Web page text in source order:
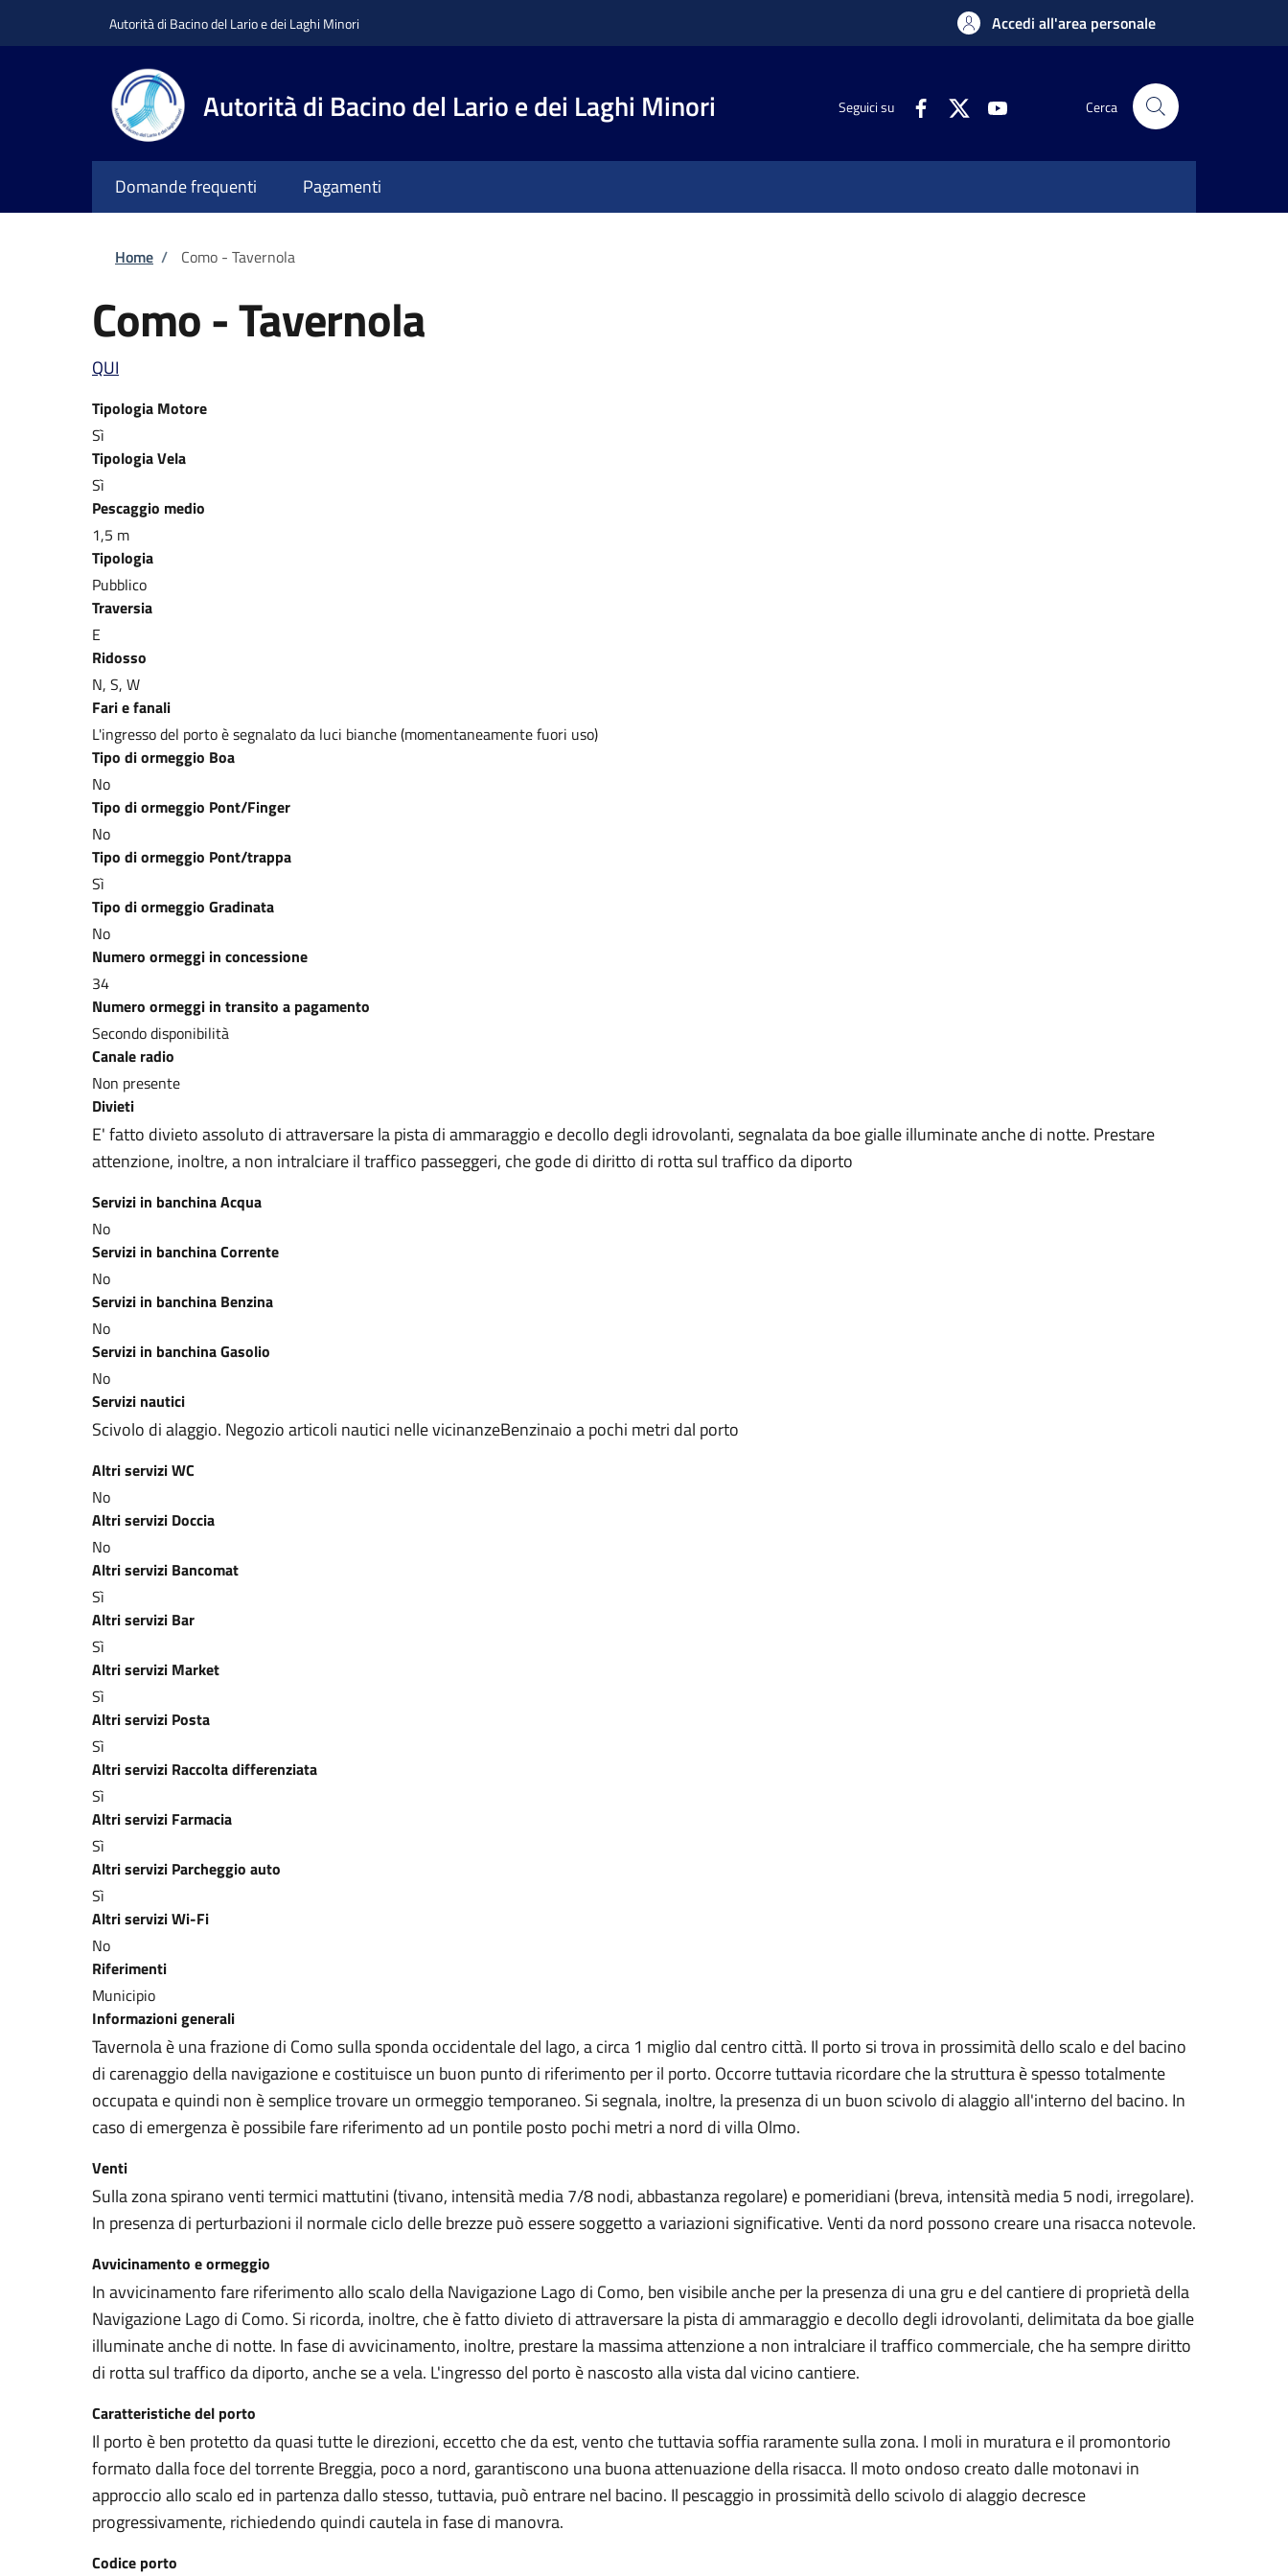
Autorità di Bacino del Lario e dei Laghi Minori Accedi all'area personale
Autorità di Bacino del Lario e dei Laghi Minori Seguici su Cerca
Domande frequenti Pagamenti
Briciole di pane
Home / Como - Tavernola
Como - Tavernola
QUI
Tipologia Motore
Sì
Tipologia Vela
Sì
Pescaggio medio
1,5 m
Tipologia
Pubblico
Traversia
E
Ridosso
N, S, W
Fari e fanali
L'ingresso del porto è segnalato da luci bianche (momentaneamente fuori uso)
Tipo di ormeggio Boa
No
Tipo di ormeggio Pont/Finger
No
Tipo di ormeggio Pont/trappa
Sì
Tipo di ormeggio Gradinata
No
Numero ormeggi in concessione
34
Numero ormeggi in transito a pagamento
Secondo disponibilità
Canale radio
Non presente
Divieti
E' fatto divieto assoluto di attraversare la pista di ammaraggio e decollo degli idrovolanti, segnalata da boe gialle illuminate anche di notte. Prestare
attenzione, inoltre, a non intralciare il traffico passeggeri, che gode di diritto di rotta sul traffico da diporto
Servizi in banchina Acqua
No
Servizi in banchina Corrente
No
Servizi in banchina Benzina
No
Servizi in banchina Gasolio
No
Servizi nautici
Scivolo di alaggio. Negozio articoli nautici nelle vicinanzeBenzinaio a pochi metri dal porto
Altri servizi WC
No
Altri servizi Doccia
No
Altri servizi Bancomat
Sì
Altri servizi Bar
Sì
Altri servizi Market
Sì
Altri servizi Posta
Sì
Altri servizi Raccolta differenziata
Sì
Altri servizi Farmacia
Sì
Altri servizi Parcheggio auto
Sì
Altri servizi Wi-Fi
No
Riferimenti
Municipio
Informazioni generali
Tavernola è una frazione di Como sulla sponda occidentale del lago, a circa 1 miglio dal centro città. Il porto si trova in prossimità dello scalo e del bacino
di carenaggio della navigazione e costituisce un buon punto di riferimento per il porto. Occorre tuttavia ricordare che la struttura è spesso totalmente
occupata e quindi non è semplice trovare un ormeggio temporaneo. Si segnala, inoltre, la presenza di un buon scivolo di alaggio all'interno del bacino. In
caso di emergenza è possibile fare riferimento ad un pontile posto pochi metri a nord di villa Olmo.
Venti
Sulla zona spirano venti termici mattutini (tivano, intensità media 7/8 nodi, abbastanza regolare) e pomeridiani (breva, intensità media 5 nodi, irregolare).
In presenza di perturbazioni il normale ciclo delle brezze può essere soggetto a variazioni significative. Venti da nord possono creare una risacca notevole.
Avvicinamento e ormeggio
In avvicinamento fare riferimento allo scalo della Navigazione Lago di Como, ben visibile anche per la presenza di una gru e del cantiere di proprietà della
Navigazione Lago di Como. Si ricorda, inoltre, che è fatto divieto di attraversare la pista di ammaraggio e decollo degli idrovolanti, delimitata da boe gialle
illuminate anche di notte. In fase di avvicinamento, inoltre, prestare la massima attenzione a non intralciare il traffico commerciale, che ha sempre diritto
di rotta sul traffico da diporto, anche se a vela. L'ingresso del porto è nascosto alla vista dal vicino cantiere.
Caratteristiche del porto
Il porto è ben protetto da quasi tutte le direzioni, eccetto che da est, vento che tuttavia soffia raramente sulla zona. I moli in muratura e il promontorio
formato dalla foce del torrente Breggia, poco a nord, garantiscono una buona attenuazione della risacca. Il moto ondoso creato dalle motonavi in
approccio allo scalo ed in partenza dallo stesso, tuttavia, può entrare nel bacino. Il pescaggio in prossimità dello scivolo di alaggio decresce
progressivamente, richiedendo quindi cautela in fase di manovra.
Codice porto